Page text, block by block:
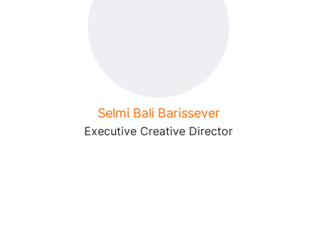
Selmi Bali Barissever
Executive Creative Director